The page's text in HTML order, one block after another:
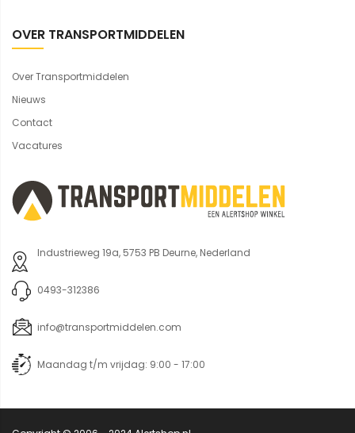
OVER TRANSPORTMIDDELEN
Over Transportmiddelen
Nieuws
Contact
Vacatures
Industrieweg 19a, 5753 PB Deurne, Nederland
0493-312386
info@transportmiddelen.com
Maandag t/m vrijdag: 9:00 - 17:00